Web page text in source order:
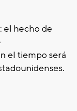
el hecho de
el tiempo será